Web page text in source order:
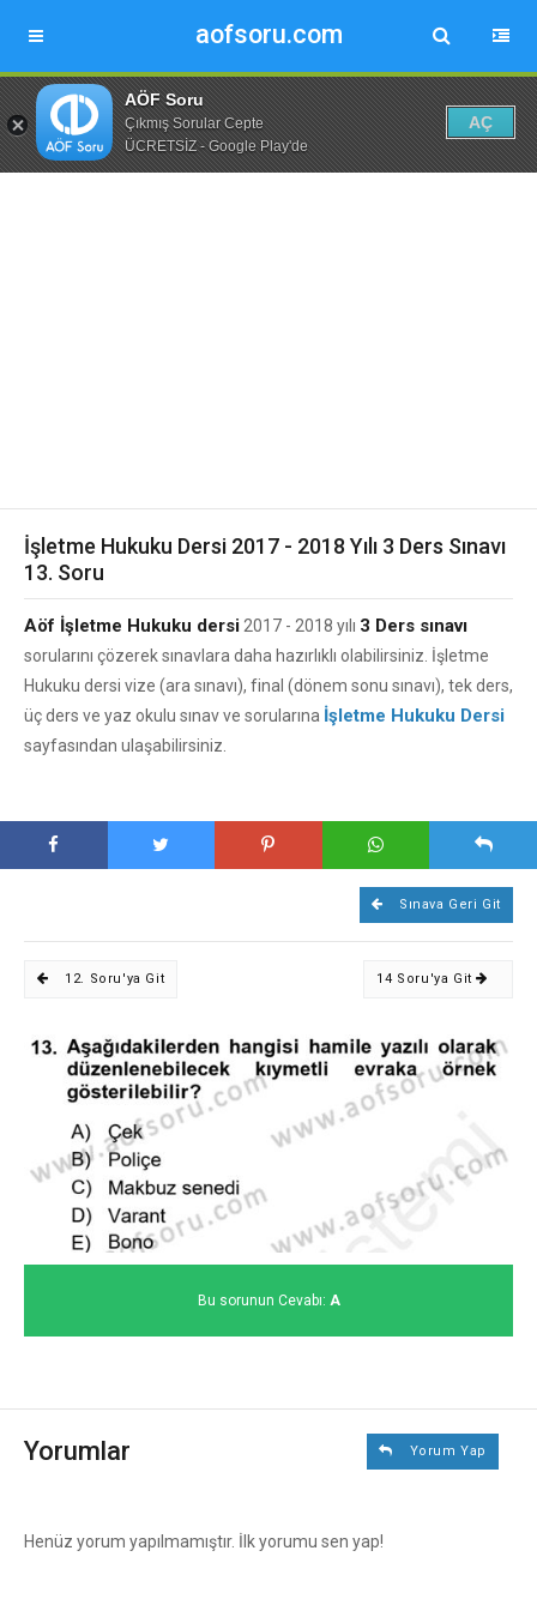
aofsoru.com
AÖF Soru
Çıkmış Sorular Cepte
ÜCRETSİZ - Google Play'de
AÇ
İşletme Hukuku Dersi 2017 - 2018 Yılı 3 Ders Sınavı
13. Soru
Aöf İşletme Hukuku dersi 2017 - 2018 yılı 3 Ders sınavı
sorularını çözerek sınavlara daha hazırlıklı olabilirsiniz. İşletme
Hukuku dersi vize (ara sınavı), final (dönem sonu sınavı), tek ders,
üç ders ve yaz okulu sınav ve sorularına İşletme Hukuku Dersi
sayfasından ulaşabilirsiniz.
Sınava Geri Git
12. Soru'ya Git 14 Soru'ya Git
Bu sorunun Cevabı: A
Yorumlar Yorum Yap
Henüz yorum yapılmamıştır. İlk yorumu sen yap!